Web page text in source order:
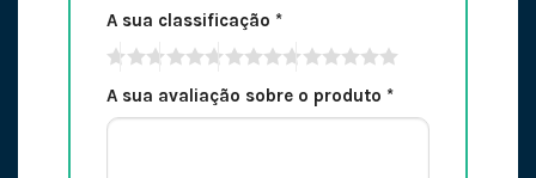
A sua classificação *
A sua avaliação sobre o produto *